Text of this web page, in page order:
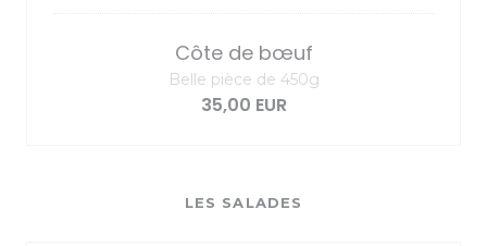
Côte de bœuf
Belle pièce de 450g
35,00 EUR
LES SALADES